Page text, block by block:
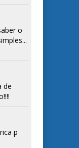
o
de
p